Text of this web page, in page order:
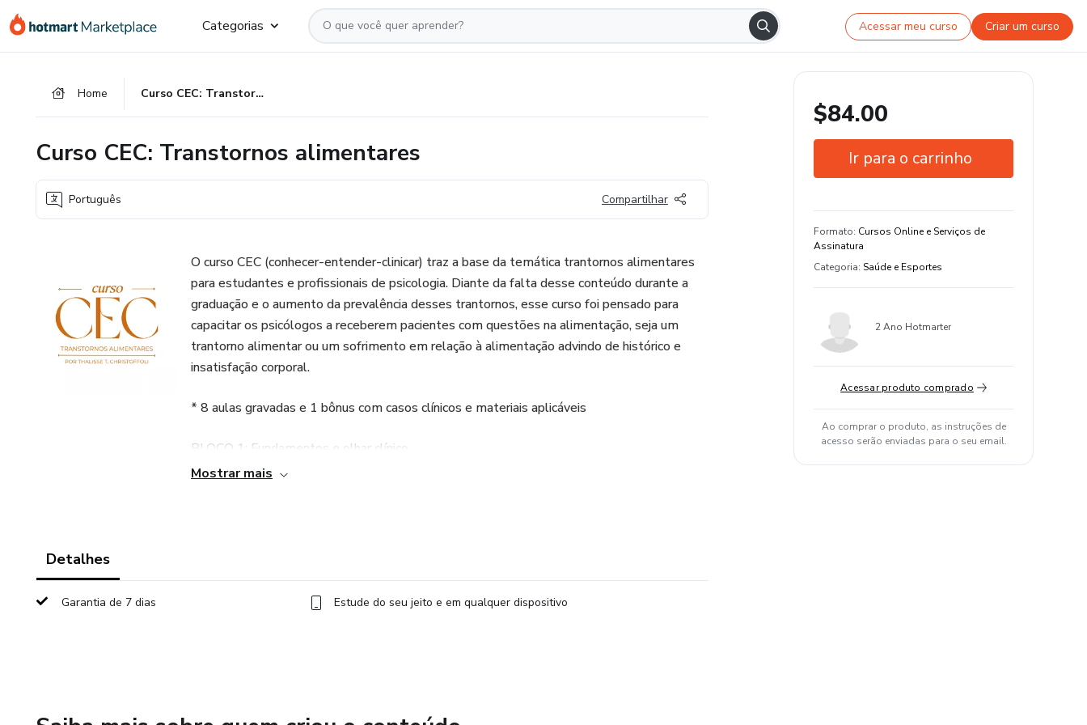
para
para
para
Categorias Acessar meu curso Criar um curso
Home Curso CEC: Transtornos alimentares
Curso CEC: Transtornos alimentares
Português Compartilhar
O curso CEC (conhecer-entender-clinicar) traz a base da temática trantornos alimentares
para estudantes e profissionais de psicologia. Diante da falta desse conteúdo durante a
graduação e o aumento da prevalência desses trantornos, esse curso foi pensado para
capacitar os psicólogos a receberem pacientes com questões na alimentação, seja um
trantorno alimentar ou um sofrimento em relação à alimentação advindo de histórico e
insatisfação corporal.
* 8 aulas gravadas e 1 bônus com casos clínicos e materiais aplicáveis
BLOCO 1: Fundamentos e olhar clínico
BLOCO 2: Transtornos Alimentares
Mostrar mais
Detalhes
Garantia de 7 dias Estude do seu jeito e em qualquer dispositivo
$84.00
Ir para o carrinho
Estude do seu jeito e em qualquer
dispositivo
Formato: Cursos Online e Serviços de
Assinatura
Categoria: Saúde e Esportes
2 Ano Hotmarter
Acessar produto comprado
Ao comprar o produto, as instruções de
acesso serão enviadas para o seu email.